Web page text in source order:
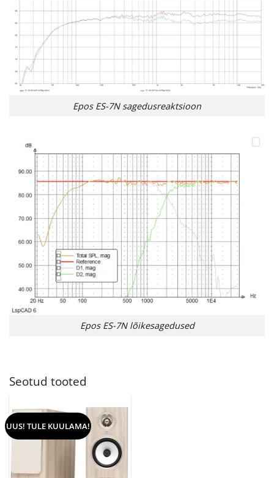
Epos ES-7N sagedusreaktsioon
Epos ES-7N lõikesagedused
Seotud tooted
UUS! TULE KUULAMA!